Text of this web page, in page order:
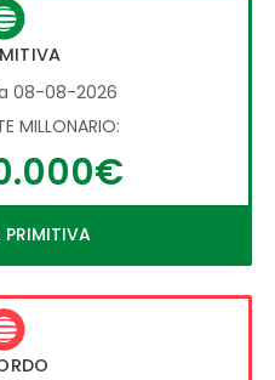
08-08-2026
MILLONARIO:
PRIMITIVA